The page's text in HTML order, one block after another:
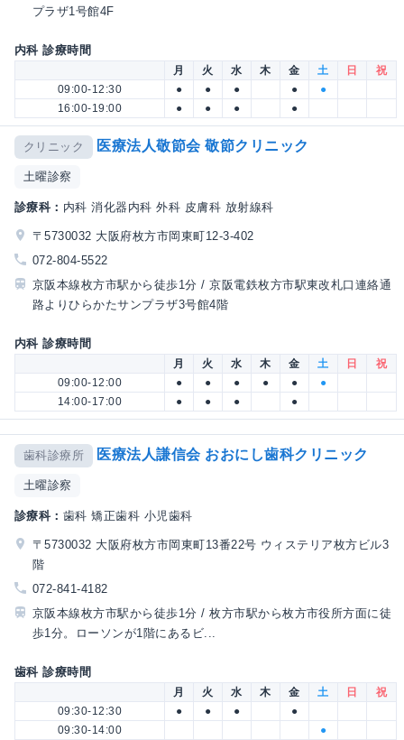
プラザ1号館4F
内科 診療時間
月 火 水 木 金 土 日
祝
09:00-12:30
● ● ● ●
●
16:00-19:00
● ● ● ●
クリニック 医療法人敬節会 敬節クリニック
土曜診察
診療科： 内科 消化器内科 外科 皮膚科 放射線科
〒5730032 大阪府枚方市岡東町12-3-402
072-804-5522
京阪本線枚方市駅から徒歩1分 / 京阪電鉄枚方市駅東改札口連絡通
路よりひらかたサンプラザ3号館4階
内科 診療時間
月 火 水 木 金 土 日
祝
09:00-12:00
● ● ● ● ●
●
14:00-17:00
● ● ● ●
歯科診療所 医療法人謙信会 おおにし歯科クリニック
土曜診察
診療科： 歯科 矯正歯科 小児歯科
〒5730032 大阪府枚方市岡東町13番22号 ウィステリア枚方ビル3
階
072-841-4182
京阪本線枚方市駅から徒歩1分 / 枚方市駅から枚方市役所方面に徒
歩1分。ローソンが1階にあるビ...
歯科 診療時間
月 火 水 木 金 土 日
祝
09:30-12:30
● ● ●
●
09:30-14:00
●